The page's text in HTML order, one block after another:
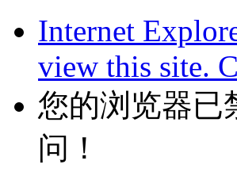
Internet
view this site.
您的浏览器已
问！